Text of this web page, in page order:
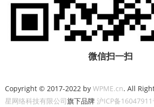
微信扫一扫
Copyright © 2017-2022 by WPME.cn. All
星网络科技有限公司旗下品牌 沪ICP备